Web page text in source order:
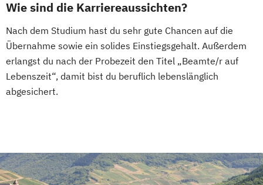
Wie sind die Karriereaussichten?
Nach dem Studium hast du sehr gute Chancen auf die
Übernahme sowie ein solides Einstiegsgehalt. Außerdem
erlangst du nach der Probezeit den Titel „Beamte/r auf
Lebenszeit“, damit bist du beruflich lebenslänglich
abgesichert.